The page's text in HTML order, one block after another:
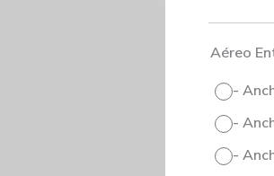
Aéreo
-
-
-